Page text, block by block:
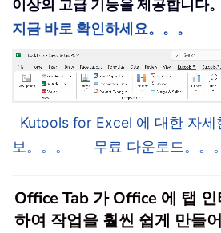
이상의 고급 기능을 제공합니다。
지금 바로 확인하세요。。。
Kutools for Excel 에 대한 자세
보。。。
무료 다운로드。。。
Office Tab 가 Office 에 탭
하여 작업을 훨씬 쉽게 만들